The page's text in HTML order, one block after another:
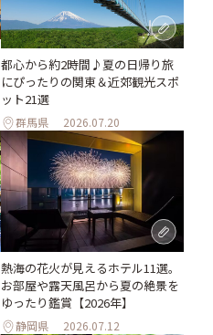
都心から約2時間♪夏の日帰り旅
にぴったりの関東＆近郊観光スポ
ット21選
群馬県 2026.07.20
熱海の花火が見えるホテル11選。
お部屋や露天風呂から夏の絶景を
ゆったり鑑賞【2026年】
静岡県 2026.07.12